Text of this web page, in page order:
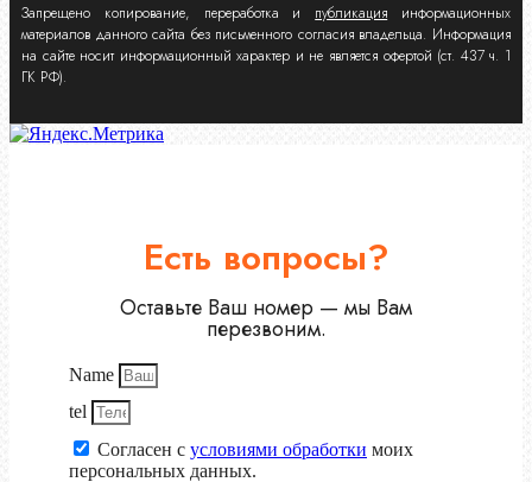
Запрещено копирование, переработка и публикация информационных
материалов данного сайта без письменного согласия владельца. Информация
на сайте носит информационный характер и не является офертой (ст. 437 ч. 1
ГК РФ).
Есть вопросы?
Оставьте Ваш номер — мы Вам
перезвоним.
Name
tel
Согласен с условиями обработки моих
персональных данных.